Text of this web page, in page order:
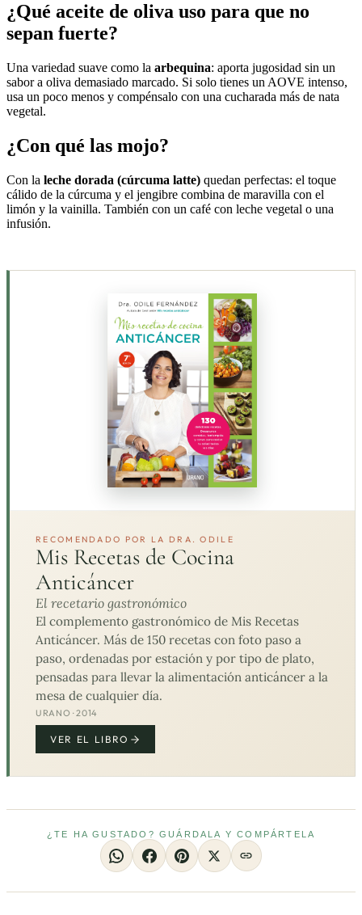
¿Qué aceite de oliva uso para que no
sepan fuerte?
Una variedad suave como la arbequina: aporta jugosidad sin un
sabor a oliva demasiado marcado. Si solo tienes un AOVE intenso,
usa un poco menos y compénsalo con una cucharada más de nata
vegetal.
¿Con qué las mojo?
Con la leche dorada (cúrcuma latte) quedan perfectas: el toque
cálido de la cúrcuma y el jengibre combina de maravilla con el
limón y la vainilla. También con un café con leche vegetal o una
infusión.
RECOMENDADO POR LA DRA. ODILE
Mis Recetas de Cocina
Anticáncer
El recetario gastronómico
El complemento gastronómico de Mis Recetas
Anticáncer. Más de 150 recetas con foto paso a
paso, ordenadas por estación y por tipo de plato,
pensadas para llevar la alimentación anticáncer a la
mesa de cualquier día.
URANO · 2014
VER EL LIBRO
¿TE HA GUSTADO? GUÁRDALA Y COMPÁRTELA